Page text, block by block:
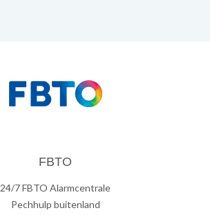
FBTO
24/7 FBTO Alarmcentrale
Pechhulp buitenland